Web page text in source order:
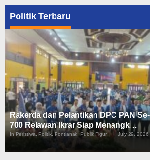
Politik Terbaru
Rakerda dan Pelantikan DPC PAN
700 Relawan Ikrar Siap Menangk…
In Peristiwa, Politik, Pontianak, Publik Figur July 29, 2026